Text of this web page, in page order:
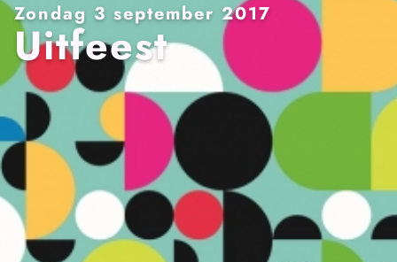
Zondag 3 september 2017
Uitfeest